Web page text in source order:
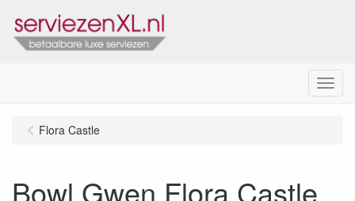
Menu
Flora Castle
Bowl Gwen Flora Castle